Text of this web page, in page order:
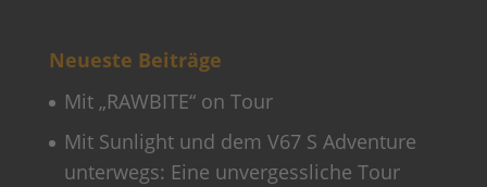
Neueste Beiträge
Mit „RAWBITE“ on Tour
Mit Sunlight und dem V67 S Adventure
unterwegs: Eine unvergessliche Tour